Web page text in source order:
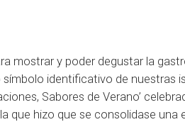
mostrar y poder degustar la
identificativo de nuestras
Sabores de Verano’
que hizo que se consolidase